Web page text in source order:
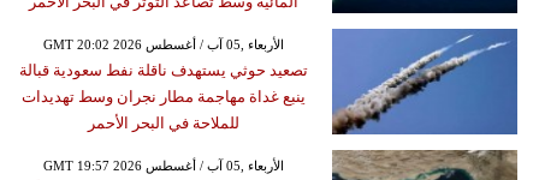
GMT 20:02 2026 الأربعاء ,05 آب / أغسطس
تصعيد حوثي يستهدف ناقلة نفط سعودية قبالة
ينبع غداة مهاجمة مطار نجران وسط تهديدات
للملاحة في البحر الأحمر
GMT 19:57 2026 الأربعاء ,05 آب / أغسطس